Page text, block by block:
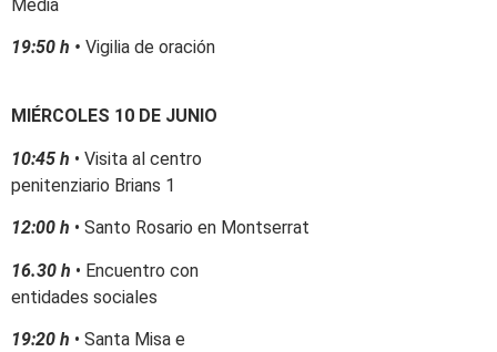
Media
19:50 h • Vigilia de oración
MIÉRCOLES 10 DE JUNIO
10:45 h • Visita al centro
penitenziario Brians 1
12:00 h • Santo Rosario en Montserrat
16.30 h • Encuentro con
entidades sociales
19:20 h • Santa Misa e